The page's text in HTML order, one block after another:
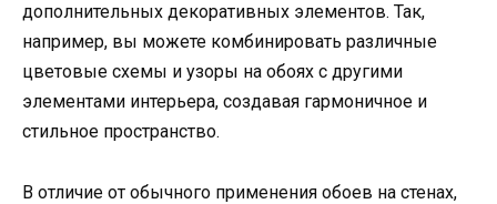
дополнительных декоративных элементов. Так,
например, вы можете комбинировать различные
цветовые схемы и узоры на обоях с другими
элементами интерьера, создавая гармоничное и
стильное пространство.
В отличие от обычного применения обоев на стенах,